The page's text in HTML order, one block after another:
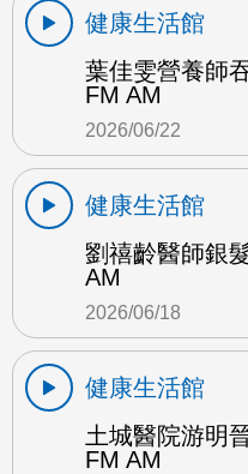
健康生活館
葉佳雯營養師
FM AM
2026/06/22
健康生活館
劉禧齡醫師銀
AM
2026/06/18
健康生活館
土城醫院游明
FM AM